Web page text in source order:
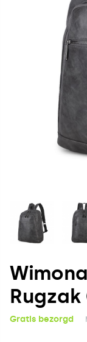
Rugzak
Gratis bezorgd